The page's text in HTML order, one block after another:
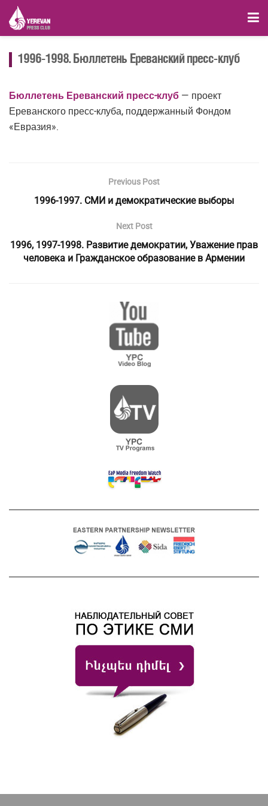
1996-1998. Бюллетень Ереванский пресс-клуб
Бюллетень Ереванский пресс-клуб — проект
Ереванского пресс-клуба, поддержанный Фондом
«Евразия».
Previous Post
1996-1997. СМИ и демократические выборы
Next Post
1996, 1997-1998. Развитие демократии, Уважение прав
человека и Гражданское образование в Армении